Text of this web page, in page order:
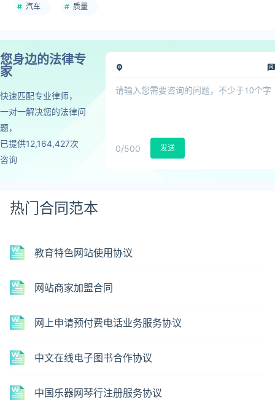
汽车 质量
您身边的法律专
家
快速匹配专业律师，
一对一解决您的法律问
题，
已提供12,164,427次
咨询
0/500 发送
热门合同范本
教育特色网站使用协议
网站商家加盟合同
网上申请预付费电话业务服务协议
中文在线电子图书合作协议
中国乐器网琴行注册服务协议